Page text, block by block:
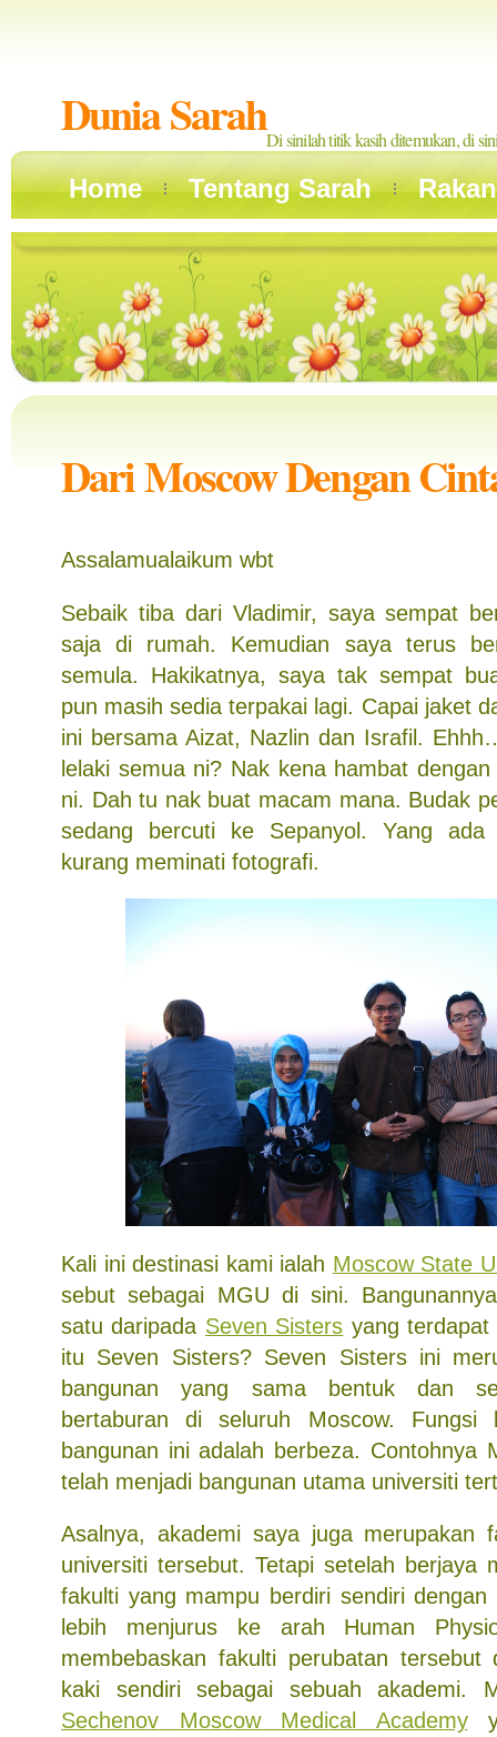
Dunia SarahDi sinilah titik kasih ditemukan, di
Home Tentang Sarah
Dari Moscow Dengan
Assalamualaikum wbt
Sebaik tiba dari Vladimir, saya sempat
saja di rumah. Kemudian saya terus
semula. Hakikatnya, saya tak sempat
pun masih sedia terpakai lagi. Capai jaket
ini bersama Aizat, Nazlin dan Israfil.
lelaki semua ni? Nak kena hambat
ni. Dah tu nak buat macam mana. Budak
sedang bercuti ke Sepanyol. Yang
kurang meminati fotografi.
Kali ini destinasi kami ialah Moscow State
sebut sebagai MGU di sini.
satu daripada Seven Sisters yang
itu Seven Sisters? Seven Sisters ini
bangunan yang sama bentuk dan
bertaburan di seluruh Moscow. Fungsi
bangunan ini adalah berbeza. Contohnya
telah menjadi bangunan utama universiti
Asalnya, akademi saya juga merupakan
universiti tersebut. Tetapi setelah berjaya
fakulti yang mampu berdiri sendiri dengan
lebih menjurus ke arah Human
membebaskan fakulti perubatan
kaki sendiri sebagai sebuah akademi.
Sechenov Moscow Medical Academy